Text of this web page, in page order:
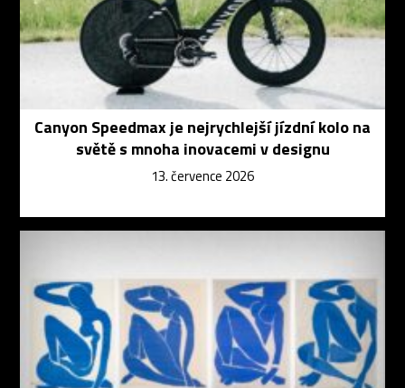
Canyon Speedmax je nejrychlejší jízdní kolo na
světě s mnoha inovacemi v designu
13. července 2026